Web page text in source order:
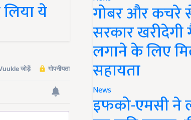
गोबर और कचरे
सरकार खरीदेगी
लगाने के लिए
सहायता
News
इफको-एमसी ने